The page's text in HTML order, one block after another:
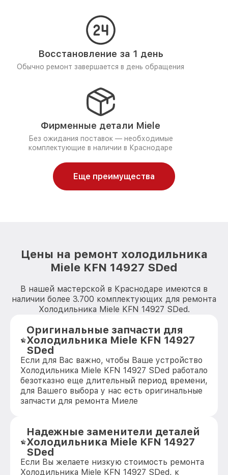
Восстановление за 1 день
Обычно ремонт завершается в день обращения
Фирменные детали Miele
Без ожидания поставок — необходимые
комплектующие в наличии в Краснодаре
Еще преимущества
Цены на ремонт холодильника
Miele KFN 14927 SDed
В нашей мастерской в Краснодаре имеются в
наличии более 3.700 комплектующих для ремонта
Холодильника Miele KFN 14927 SDed.
Оригинальные запчасти для
Холодильника Miele KFN 14927
SDed
Если для Вас важно, чтобы Ваше устройство
Холодильника Miele KFN 14927 SDed работало
безотказно еще длительный период времени,
для Вашего выбора у нас есть оригинальные
запчасти для ремонта Миеле
Надежные заменители деталей
Холодильника Miele KFN 14927
SDed
Если Вы желаете низкую стоимость ремонта
Холодильника Miele KFN 14927 SDed, к